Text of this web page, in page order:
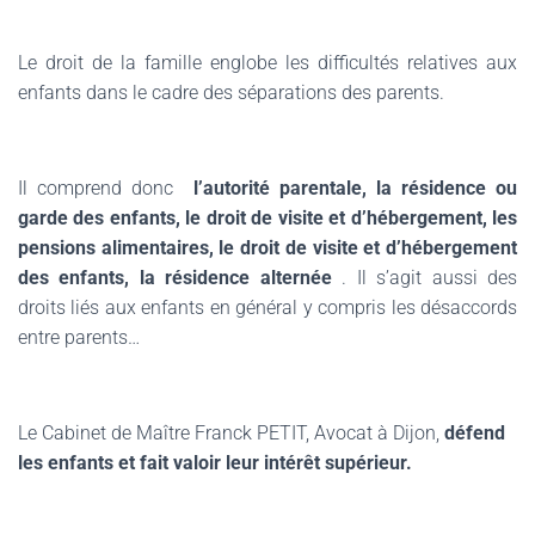
Le droit de la famille englobe les difficultés relatives aux
enfants dans le cadre des séparations des parents.
Il comprend donc l’autorité parentale, la résidence ou
garde des enfants, le droit de visite et d’hébergement, les
pensions alimentaires, le droit de visite et d’hébergement
des enfants, la résidence alternée. Il s’agit aussi des
droits liés aux enfants en général y compris les désaccords
entre parents…
Le Cabinet de Maître Franck PETIT, Avocat à Dijon, défend
les enfants et fait valoir leur intérêt supérieur.